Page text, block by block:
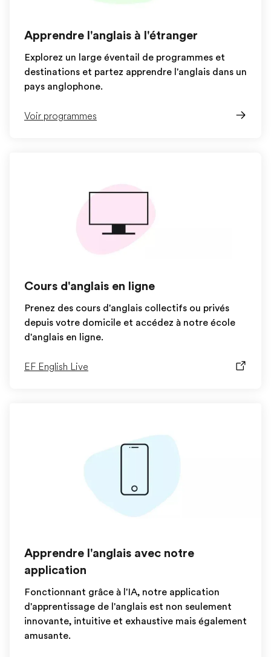
Apprendre l'anglais à l'étranger
Explorez un large éventail de programmes et
destinations et partez apprendre l'anglais dans un
pays anglophone.
Voir programmes
Cours d'anglais en ligne
Prenez des cours d'anglais collectifs ou privés
depuis votre domicile et accédez à notre école
d'anglais en ligne.
EF English Live
Apprendre l'anglais avec notre
application
Fonctionnant grâce à l'IA, notre application
d'apprentissage de l'anglais est non seulement
innovante, intuitive et exhaustive mais également
amusante.